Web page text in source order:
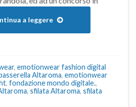
a leggere
, emotionwear fashion digital
Altaroma, emotionwear
, fondazione mondo digitale.,
, sfilata Altaroma, sfilata